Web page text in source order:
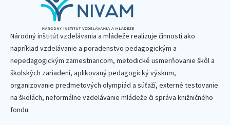
Národný inštitút vzdelávania a mládeže realizuje činnosti ako
napríklad vzdelávanie a poradenstvo pedagogickým a
nepedagogickým zamestnancom, metodické usmerňovanie škôl a
školských zariadení, aplikovaný pedagogický výskum,
organizovanie predmetových olympiád a súťaží, externé testovanie
na školách, neformálne vzdelávanie mládeže či správa knižničného
fondu.